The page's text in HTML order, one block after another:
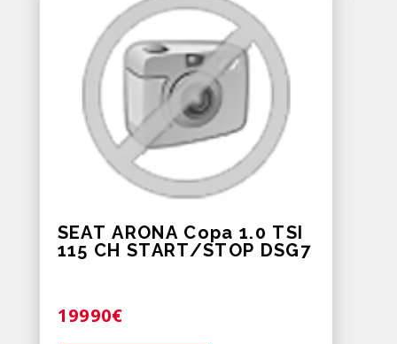
SEAT ARONA Copa 1.0 TSI
115 CH START/STOP DSG7
19990€